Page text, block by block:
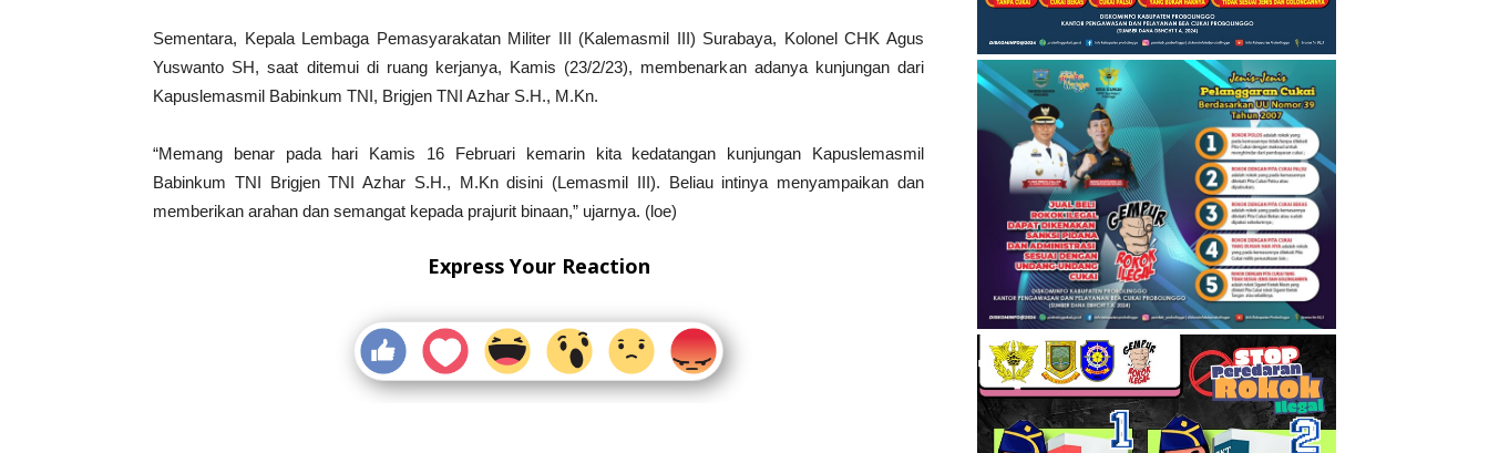
Sementara, Kepala Lembaga Pemasyarakatan Militer III (Kalemasmil III) Surabaya, Kolonel CHK Agus
Yuswanto SH, saat ditemui di ruang kerjanya, Kamis (23/2/23), membenarkan adanya kunjungan dari
Kapuslemasmil Babinkum TNI, Brigjen TNI Azhar S.H., M.Kn.
“Memang benar pada hari Kamis 16 Februari kemarin kita kedatangan kunjungan Kapuslemasmil
Babinkum TNI Brigjen TNI Azhar S.H., M.Kn disini (Lemasmil III). Beliau intinya menyampaikan dan
memberikan arahan dan semangat kepada prajurit binaan,” ujarnya. (loe)
Express Your Reaction